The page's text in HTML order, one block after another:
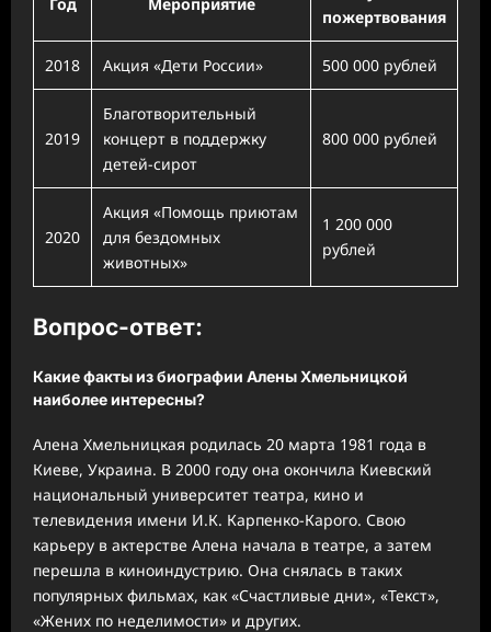
Год Мероприятие
пожертвования
2018 Акция «Дети России» 500 000 рублей
2019
Благотворительный
концерт в поддержку
детей-сирот
800 000 рублей
2020
Акция «Помощь приютам
для бездомных
животных»
1 200 000
рублей
Вопрос-ответ:
Какие факты из биографии Алены Хмельницкой
наиболее интересны?
Алена Хмельницкая родилась 20 марта 1981 года в
Киеве, Украина. В 2000 году она окончила Киевский
национальный университет театра, кино и
телевидения имени И.К. Карпенко-Карого. Свою
карьеру в актерстве Алена начала в театре, а затем
перешла в киноиндустрию. Она снялась в таких
популярных фильмах, как «Счастливые дни», «Текст»,
«Жених по неделимости» и других.